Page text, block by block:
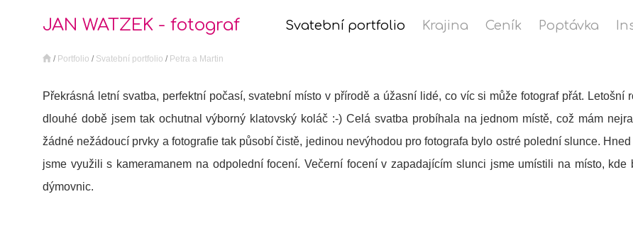
JAN WATZEK - fotograf Svatební portfolio Krajina Ceník Poptávka
/ Portfolio / Svatební portfolio / Petra a Martin
Překrásná letní svatba, perfektní počasí, svatební místo v přírodě a úžasní lidé, co víc si může fotograf přát.
dlouhé době jsem tak ochutnal výborný klatovský koláč :-) Celá svatba probíhala na jednom místě, což mám
žádné nežádoucí prvky a fotografie tak působí čistě, jedinou nevýhodou pro fotografa bylo ostré polední slunce.
jsme využili s kameramanem na odpolední focení. Večerní focení v zapadajícím slunci jsme umístili na místo,
dýmovnic.